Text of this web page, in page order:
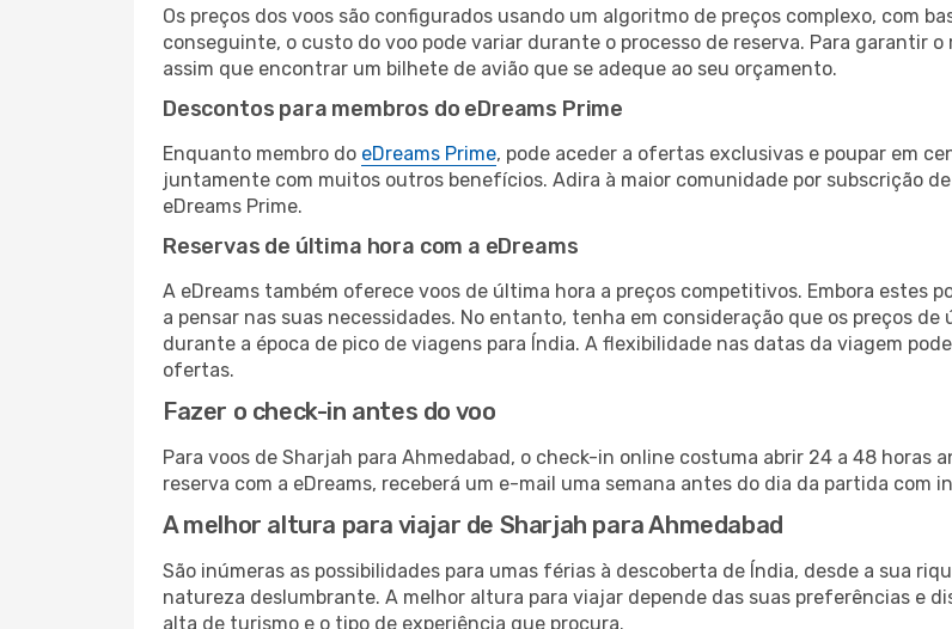
Os preços dos voos são configurados usando um algoritmo de preços complexo, com
conseguinte, o custo do voo pode variar durante o processo de reserva. Para garantir
assim que encontrar um bilhete de avião que se adeque ao seu orçamento.
Descontos para membros do eDreams Prime
Enquanto membro do eDreams Prime, pode aceder a ofertas exclusivas e poupar em
juntamente com muitos outros benefícios. Adira à maior comunidade por subscrição
eDreams Prime.
Reservas de última hora com a eDreams
A eDreams também oferece voos de última hora a preços competitivos. Embora estes
a pensar nas suas necessidades. No entanto, tenha em consideração que os preços
durante a época de pico de viagens para Índia. A flexibilidade nas datas da viagem
ofertas.
Fazer o check-in antes do voo
Para voos de Sharjah para Ahmedabad, o check-in online costuma abrir 24 a 48 horas
reserva com a eDreams, receberá um e-mail uma semana antes do dia da partida com
A melhor altura para viajar de Sharjah para Ahmedabad
São inúmeras as possibilidades para umas férias à descoberta de Índia, desde a sua
natureza deslumbrante. A melhor altura para viajar depende das suas preferências e
alta de turismo e o tipo de experiência que procura.